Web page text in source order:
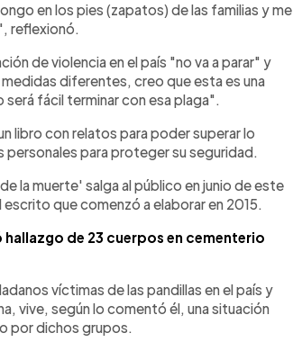
en los pies (zapatos) de las familias y me
reflexionó.
de violencia en el país "no va a parar" y
diferentes, creo que esta es una
fácil terminar con esa plaga".
libro con relatos para poder superar lo
para proteger su seguridad.
la muerte' salga al público en junio de este
que comenzó a elaborar en 2015.
de 23 cuerpos en cementerio
víctimas de las pandillas en el país y
vive, según lo comentó él, una situación
por dichos grupos.